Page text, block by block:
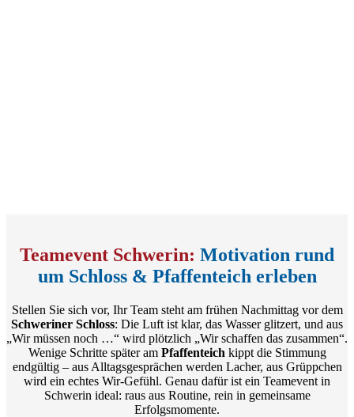
Teamevent Schwerin: Motivation rund
um Schloss & Pfaffenteich erleben
Stellen Sie sich vor, Ihr Team steht am frühen Nachmittag vor dem
Schweriner Schloss: Die Luft ist klar, das Wasser glitzert, und aus
„Wir müssen noch …“ wird plötzlich „Wir schaffen das zusammen“.
Wenige Schritte später am Pfaffenteich kippt die Stimmung
endgültig – aus Alltagsgesprächen werden Lacher, aus Grüppchen
wird ein echtes Wir-Gefühl. Genau dafür ist ein Teamevent in
Schwerin ideal: raus aus Routine, rein in gemeinsame
Erfolgsmomente.